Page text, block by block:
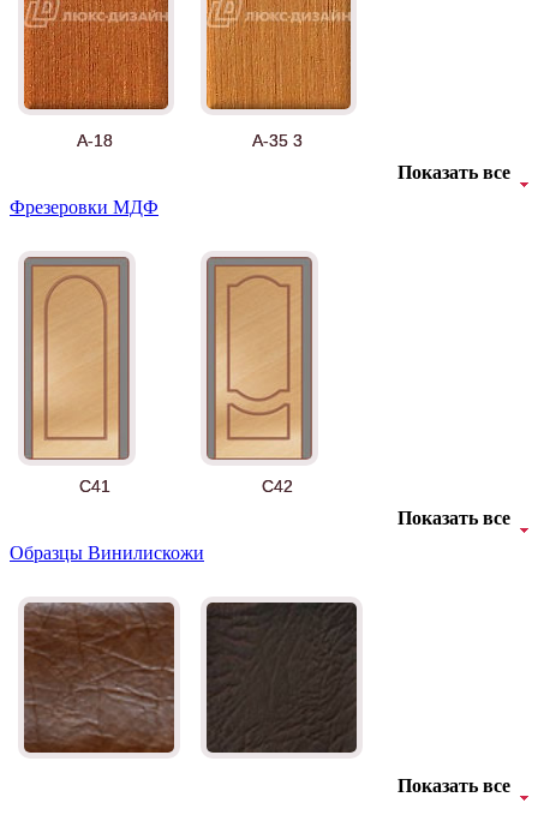
А-18 А-35 3
Б-35 3
БНТ БУК БАВАРИЯ
Показать все
Фрезеровки МДФ
C41 C42
C43 C44
Показать все
Образцы Винилискожи
Показать все